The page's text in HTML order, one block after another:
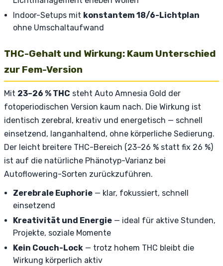
Indoor-Setups mit konstantem 18/6-Lichtplan
ohne Umschaltaufwand
THC-Gehalt und Wirkung: Kaum Unterschied
zur Fem-Version
Mit 23–26 % THC steht Auto Amnesia Gold der
fotoperiodischen Version kaum nach. Die Wirkung ist
identisch zerebral, kreativ und energetisch — schnell
einsetzend, langanhaltend, ohne körperliche Sedierung.
Der leicht breitere THC-Bereich (23–26 % statt fix 26 %)
ist auf die natürliche Phänotyp-Varianz bei
Autoflowering-Sorten zurückzuführen.
Zerebrale Euphorie — klar, fokussiert, schnell
einsetzend
Kreativität und Energie — ideal für aktive Stunden,
Projekte, soziale Momente
Kein Couch-Lock — trotz hohem THC bleibt die
Wirkung körperlich aktiv